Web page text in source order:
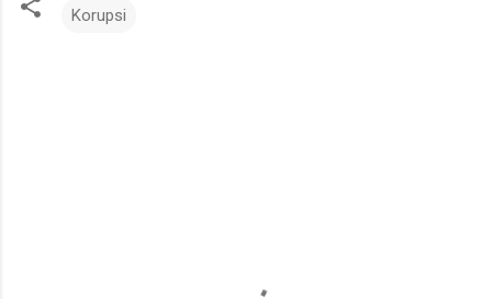
Korupsi